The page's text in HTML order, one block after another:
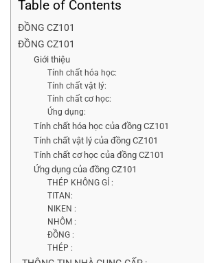
Table of Contents
ĐỒNG CZ101
ĐỒNG CZ101
Giới thiệu
Tính chất hóa học:
Tính chất vật lý:
Tính chất cơ học:
Ứng dụng:
Tính chất hóa học của đồng CZ101
Tính chất vật lý của đồng CZ101
Tính chất cơ học của đồng CZ101
Ứng dụng của đồng CZ101
THÉP KHÔNG GỈ :
TITAN:
NIKEN :
NHÔM :
ĐỒNG :
THÉP :